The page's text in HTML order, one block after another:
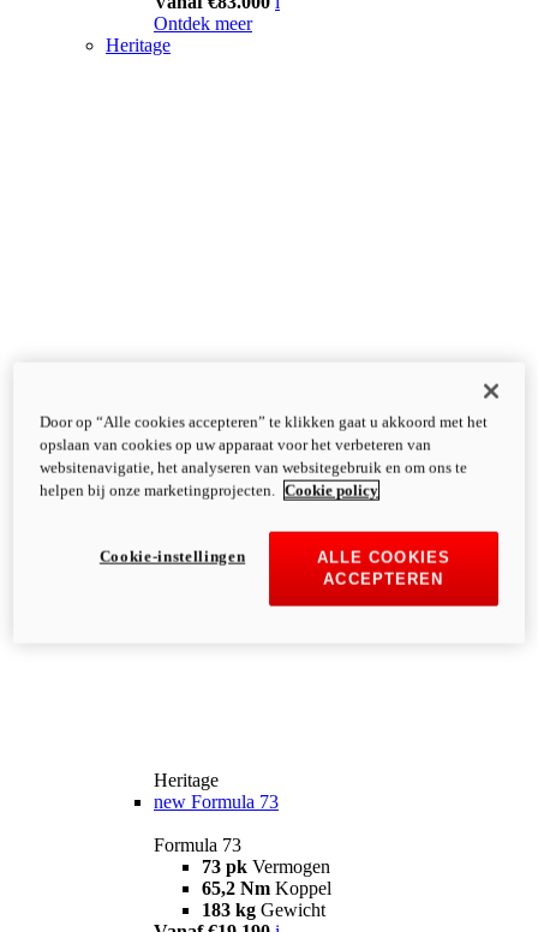
Ontdek meer
Heritage
Heritage
new Formula 73
Formula 73
73 pk Vermogen
65,2 Nm Koppel
183 kg Gewicht
Door op “Alle cookies accepteren” te klikken gaat u akkoord met het
opslaan van cookies op uw apparaat voor het verbeteren van
websitenavigatie, het analyseren van websitegebruik en om ons te
helpen bij onze marketingprojecten.
Cookie policy
ALLE COOKIES
ACCEPTEREN
Cookie-instellingen